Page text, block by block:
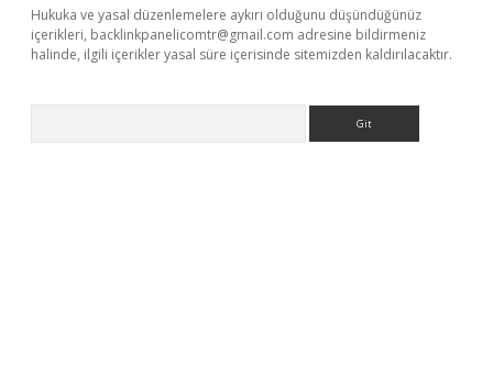
Hukuka ve yasal düzenlemelere aykırı olduğunu düşündüğünüz
içerikleri, backlinkpanelicomtr@gmail.com adresine bildirmeniz
halinde, ilgili içerikler yasal süre içerisinde sitemizden kaldırılacaktır.